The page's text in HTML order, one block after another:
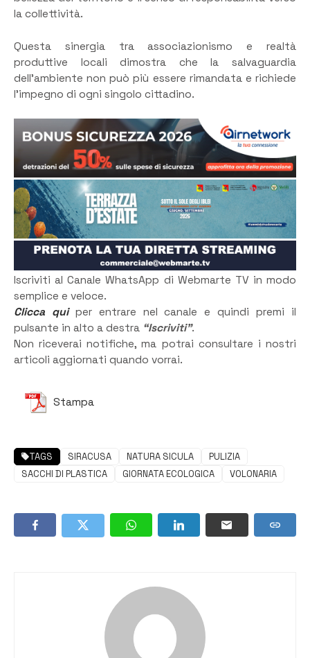
la collettività.
Questa sinergia tra associazionismo e realtà
produttive locali dimostra che la salvaguardia
dell’ambiente non può più essere rimandata e richiede
l’impegno di ogni singolo cittadino.
Iscriviti al Canale WhatsApp di Webmarte TV in modo
semplice e veloce.
Clicca quiper entrare nel canale e quindi premi il
pulsante in alto a destra “Iscriviti”.
Non riceverai notifiche, ma potrai consultare i nostri
articoli aggiornati quando vorrai.
Stampa
TAGS SIRACUSA NATURA SICULA
PULIZIA
SACCHI DI PLASTICA
GIORNATA ECOLOGICA VOLONARIA